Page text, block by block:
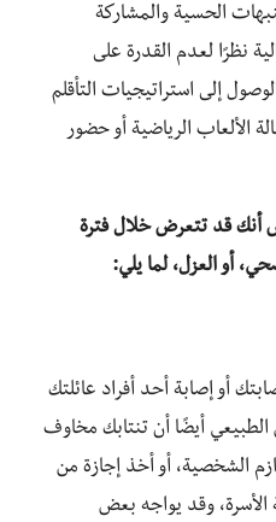
الحسية والمشاركة
نظرًا لعدم القدرة على
إلى استراتيجيات التأقلم
الألعاب الرياضية أو حضور
أنك قد تتعرض خلال فترة
أو العزل، لما يلي:
أو إصابة أحد أفراد عائلتك
الطبيعي أيضًا أن تنتابك مخاوف
الشخصية، أو أخذ إجازة من
الأسرة، وقد يواجه بعض